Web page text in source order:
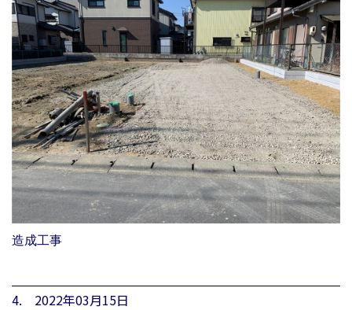
造成工事
4. 2022年03月15日